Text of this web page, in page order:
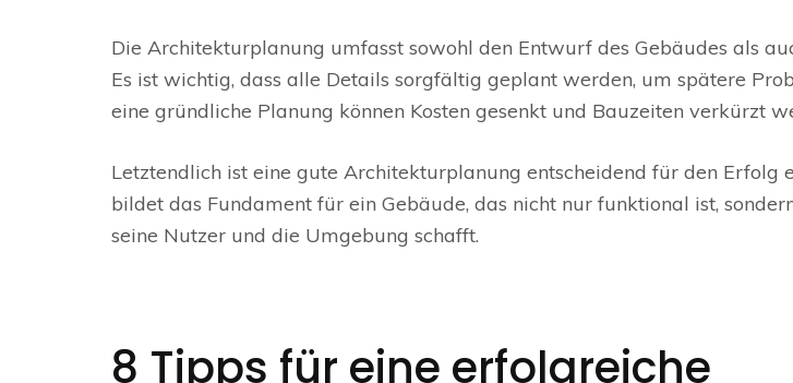
Die Architekturplanung umfasst sowohl den Entwurf des Gebäudes als
Es ist wichtig, dass alle Details sorgfältig geplant werden, um spätere
eine gründliche Planung können Kosten gesenkt und Bauzeiten verkürzt
Letztendlich ist eine gute Architekturplanung entscheidend für den Erfolg
bildet das Fundament für ein Gebäude, das nicht nur funktional ist,
seine Nutzer und die Umgebung schafft.
8 Tipps für eine erfolgreiche